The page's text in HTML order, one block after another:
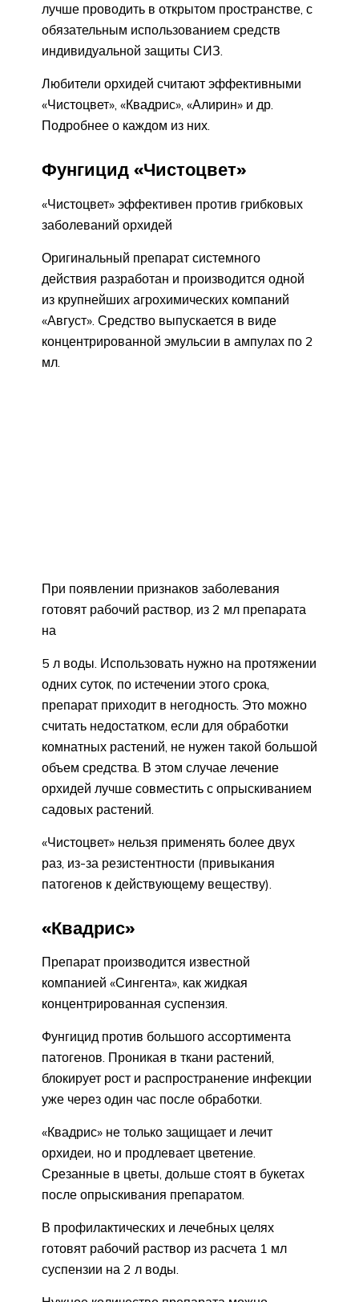
лучше проводить в открытом пространстве, с
обязательным использованием средств
индивидуальной защиты СИЗ.
Любители орхидей считают эффективными
«Чистоцвет», «Квадрис», «Алирин» и др.
Подробнее о каждом из них.
Фунгицид «Чистоцвет»
«Чистоцвет» эффективен против грибковых
заболеваний орхидей
Оригинальный препарат системного
действия разработан и производится одной
из крупнейших агрохимических компаний
«Август». Средство выпускается в виде
концентрированной эмульсии в ампулах по 2
мл.
При появлении признаков заболевания
готовят рабочий раствор, из 2 мл препарата
на
5 л воды. Использовать нужно на протяжении
одних суток, по истечении этого срока,
препарат приходит в негодность. Это можно
считать недостатком, если для обработки
комнатных растений, не нужен такой большой
объем средства. В этом случае лечение
орхидей лучше совместить с опрыскиванием
садовых растений.
«Чистоцвет» нельзя применять более двух
раз, из-за резистентности (привыкания
патогенов к действующему веществу).
«Квадрис»
Препарат производится известной
компанией «Сингента», как жидкая
концентрированная суспензия.
Фунгицид против большого ассортимента
патогенов. Проникая в ткани растений,
блокирует рост и распространение инфекции
уже через один час после обработки.
«Квадрис» не только защищает и лечит
орхидеи, но и продлевает цветение.
Срезанные в цветы, дольше стоят в букетах
после опрыскивания препаратом.
В профилактических и лечебных целях
готовят рабочий раствор из расчета 1 мл
суспензии на 2 л воды.